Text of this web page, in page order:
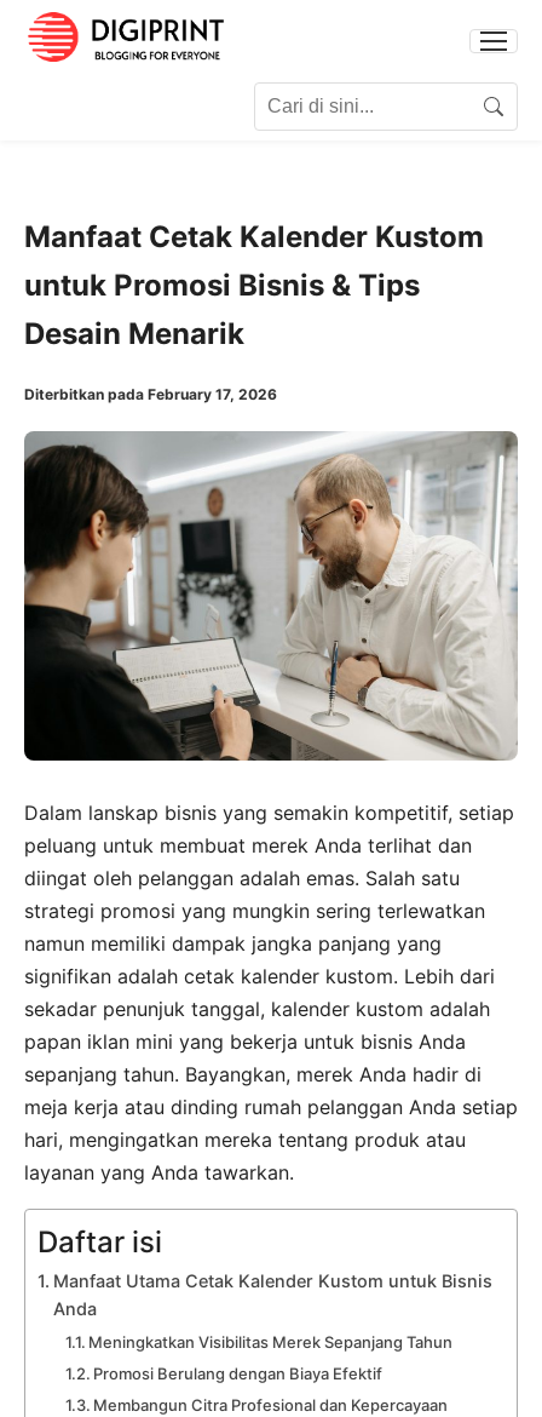
Search
Manfaat Cetak Kalender Kustom
untuk Promosi Bisnis & Tips
Desain Menarik
Diterbitkan pada February 17, 2026
Dalam lanskap bisnis yang semakin kompetitif, setiap
peluang untuk membuat merek Anda terlihat dan
diingat oleh pelanggan adalah emas. Salah satu
strategi promosi yang mungkin sering terlewatkan
namun memiliki dampak jangka panjang yang
signifikan adalah cetak kalender kustom. Lebih dari
sekadar penunjuk tanggal, kalender kustom adalah
papan iklan mini yang bekerja untuk bisnis Anda
sepanjang tahun. Bayangkan, merek Anda hadir di
meja kerja atau dinding rumah pelanggan Anda setiap
hari, mengingatkan mereka tentang produk atau
layanan yang Anda tawarkan.
Daftar isi
Manfaat Utama Cetak Kalender Kustom untuk Bisnis
Anda
Meningkatkan Visibilitas Merek Sepanjang Tahun
Promosi Berulang dengan Biaya Efektif
Membangun Citra Profesional dan Kepercayaan